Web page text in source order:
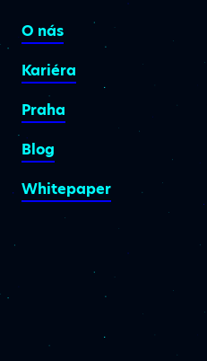
O nás
Kariéra
Praha
Blog
Whitepaper